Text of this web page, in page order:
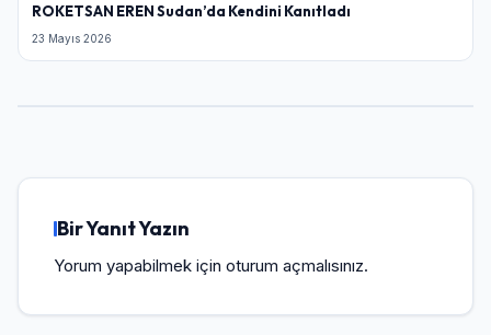
ROKETSAN EREN Sudan’da Kendini Kanıtladı
23 Mayıs 2026
Bir Yanıt Yazın
Yorum yapabilmek için oturum açmalısınız.